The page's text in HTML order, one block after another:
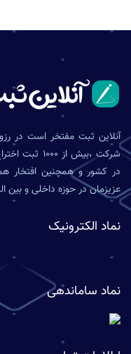
شرکت ،بیش
در کشور و همچنین افتخار
عزیزمان در حوزه داخلی و بین
نماد الکترونیک
نماد ساماندهی